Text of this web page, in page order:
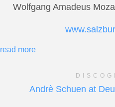
Wolfgang Amadeus
read more
Andrè Schuen at